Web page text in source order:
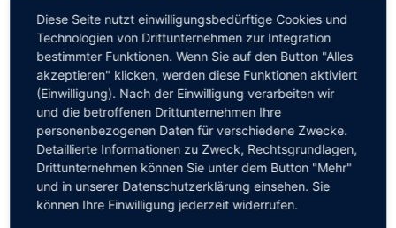
Entscheidend sind aus seiner Sicht klare Prioritäten:
Software systematisch klassifizieren, den Einkauf
professionalisieren, Exit-Strategien definieren und Risiken
transparent machen.
Wir freuen uns über Ihr Feedback und Ihre Kommentare zu
diesem Podcast. Bitte senden Sie dazu einfach eineE-Mail
an den jeweiligen Moderator:
post@cioradio.de
Diese Seite nutzt einwilligungsbedürftige Cookies und
Technologien von Drittunternehmen zur Integration
bestimmter Funktionen. Wenn Sie auf den Button "Alles
akzeptieren" klicken, werden diese Funktionen aktiviert
(Einwilligung). Nach der Einwilligung verarbeiten wir
und die betroffenen Drittunternehmen Ihre
personenbezogenen Daten für verschiedene Zwecke.
Detaillierte Informationen zu Zweck, Rechtsgrundlagen,
Drittunternehmen können Sie unter dem Button "Mehr"
und in unserer Datenschutzerklärung einsehen. Sie
können Ihre Einwilligung jederzeit widerrufen.